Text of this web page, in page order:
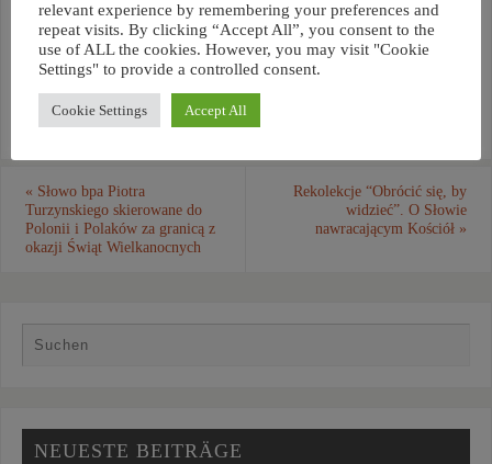
« Słowo bpa Piotra
Turzynskiego skierowane do
Polonii i Polaków za granicą z
okazji Świąt Wielkanocnych
Rekolekcje “Obrócić się, by
widzieć”. O Słowie
nawracającym Kościół »
NEUESTE BEITRÄGE
relevant experience by remembering your preferences and
repeat visits. By clicking “Accept All”, you consent to the
use of ALL the cookies. However, you may visit "Cookie
Settings" to provide a controlled consent.
Cookie Settings Accept All